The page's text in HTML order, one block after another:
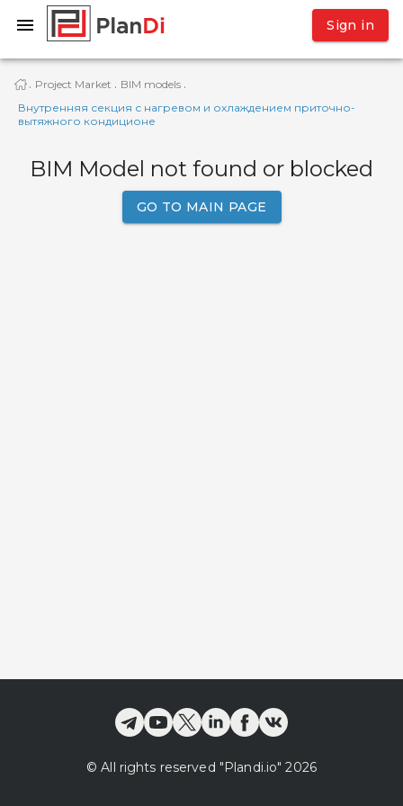
Sign in
· Project Market · BIM models ·
Внутренняя секция с нагревом и охлаждением приточно-
вытяжного кондиционе
BIM Model not found or blocked
GO TO MAIN PAGE
© All rights reserved "Plandi.io" 2026